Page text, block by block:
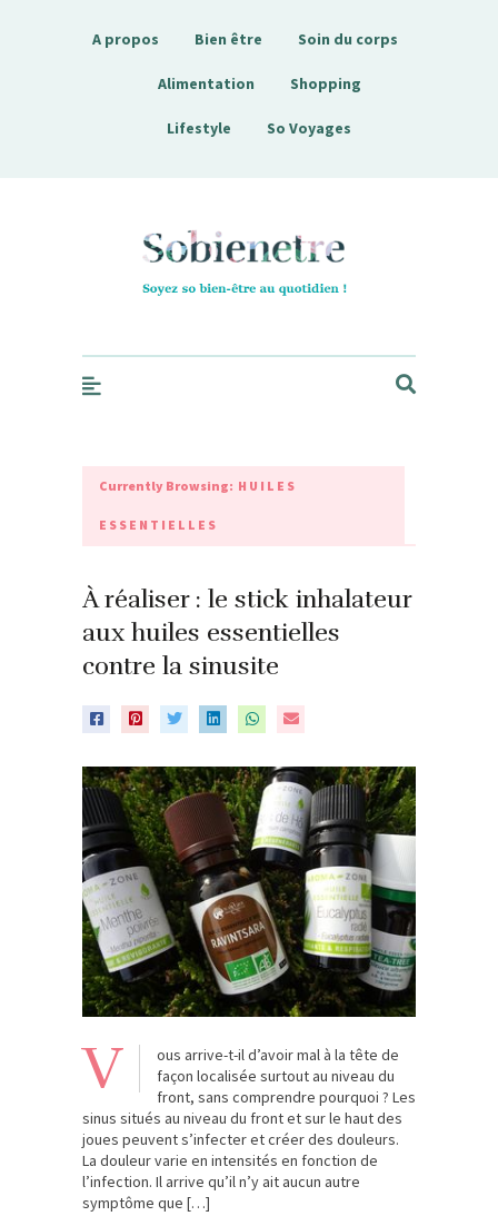
A propos Bien être Soin du corps
Alimentation Shopping
Lifestyle So Voyages
Sobienetre
Currently Browsing: HUILES
ESSENTIELLES
À réaliser : le stick inhalateur
aux huiles essentielles
contre la sinusite
V
ous arrive-t-il d’avoir mal à la tête de
façon localisée surtout au niveau du
front, sans comprendre pourquoi ? Les
sinus situés au niveau du front et sur le haut des
joues peuvent s’infecter et créer des douleurs.
La douleur varie en intensités en fonction de
l’infection. Il arrive qu’il n’y ait aucun autre
symptôme que […]